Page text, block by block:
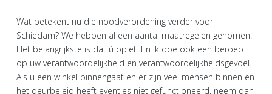
Wat betekent nu die noodverordening verder voor
Schiedam? We hebben al een aantal maatregelen genomen.
Het belangrijkste is dat ú oplet. En ik doe ook een beroep
op uw verantwoordelijkheid en verantwoordelijkheidsgevoel.
Als u een winkel binnengaat en er zijn veel mensen binnen en
het deurbeleid heeft eventjes niet gefunctioneerd, neem dan